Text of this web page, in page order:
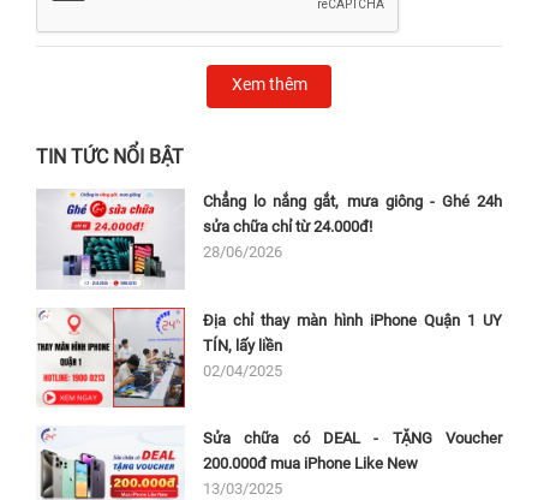
Xem thêm
TIN TỨC NỔI BẬT
Chẳng lo nắng gắt, mưa giông - Ghé 24h
sửa chữa chỉ từ 24.000đ!
28/06/2026
Địa chỉ thay màn hình iPhone Quận 1 UY
TÍN, lấy liền
02/04/2025
Sửa chữa có DEAL - TẶNG Voucher
200.000đ mua iPhone Like New
13/03/2025